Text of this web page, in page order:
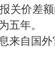
关价差
五年。
自国外